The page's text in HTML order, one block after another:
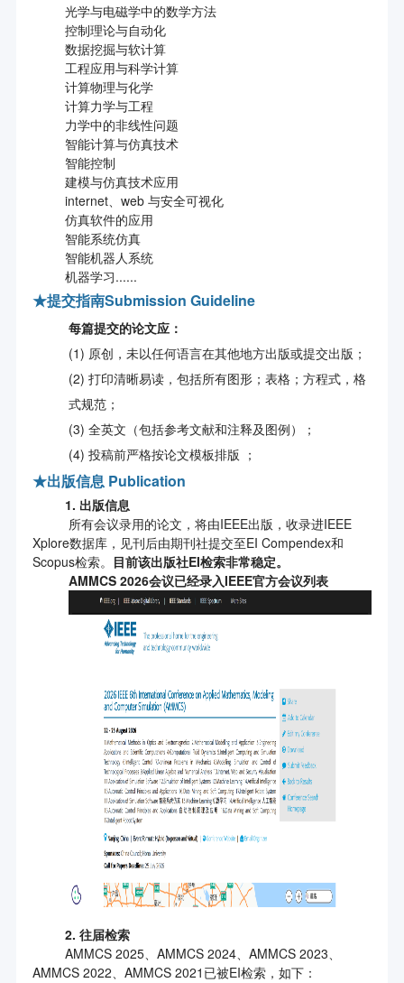
光学与电磁学中的数学方法
控制理论与自动化
数据挖掘与软计算
工程应用与科学计算
计算物理与化学
计算力学与工程
力学中的非线性问题
智能计算与仿真技术
智能控制
建模与仿真技术应用
internet、web 与安全可视化
仿真软件的应用
智能系统仿真
智能机器人系统
机器学习......
★提交指南Submission Guideline
每篇提交的论文应：
(1) 原创，未以任何语言在其他地方出版或提交出版；
(2) 打印清晰易读，包括所有图形；表格；方程式，格
式规范；
(3) 全英文（包括参考文献和注释及图例）；
(4) 投稿前严格按论文模板排版 ；
★出版信息 Publication
1. 出版信息
所有会议录用的论文，将由IEEE出版，收录进IEEE
Xplore数据库，见刊后由期刊社提交至EI Compendex和
Scopus检索。 目前该出版社EI检索非常稳定。
AMMCS 2026会议已经录入IEEE官方会议列表
2. 往届检索
AMMCS 2025、AMMCS 2024、AMMCS 2023、
AMMCS 2022、AMMCS 2021已被EI检索，如下：